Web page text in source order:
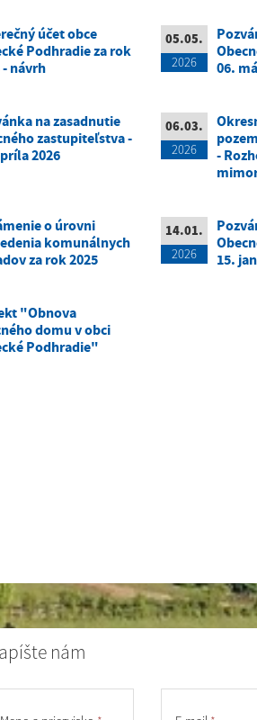
účet obce
Podhradie za rok
- návrh
05.05.
2026
06.
na zasadnutie
zastupiteľstva -
2026
06.03.
2026
-
o úrovni
komunálnych
za rok 2025
14.01.
2026
15.
"Obnova
domu v obci
Podhradie"
nám